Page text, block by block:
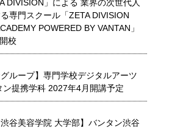
DIVISION」による 業界の次世代人
専門スクール「ZETA DIVISION
POWERED BY VANTAN」
校
グループ】専門学校デジタルアーツ
ン提携学科 2027年4月開講予定
渋谷美容学院 大学部】バンタン渋谷